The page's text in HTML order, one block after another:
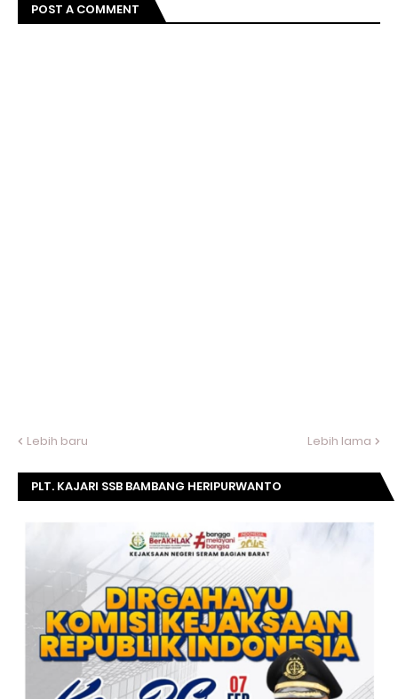
POST A COMMENT
Lebih baru Lebih lama
PLT. KAJARI SSB BAMBANG HERIPURWANTO
KEJAKSAAN RI KE- 20 TAHUN.